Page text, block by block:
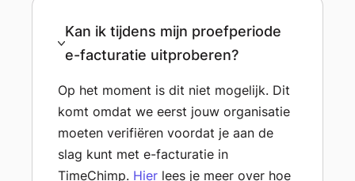
Kan ik tijdens mijn proefperiode
e-facturatie uitproberen?
Op het moment is dit niet mogelijk. Dit
komt omdat we eerst jouw organisatie
moeten verifiëren voordat je aan de
slag kunt met e-facturatie in
TimeChimp. Hier lees je meer over hoe